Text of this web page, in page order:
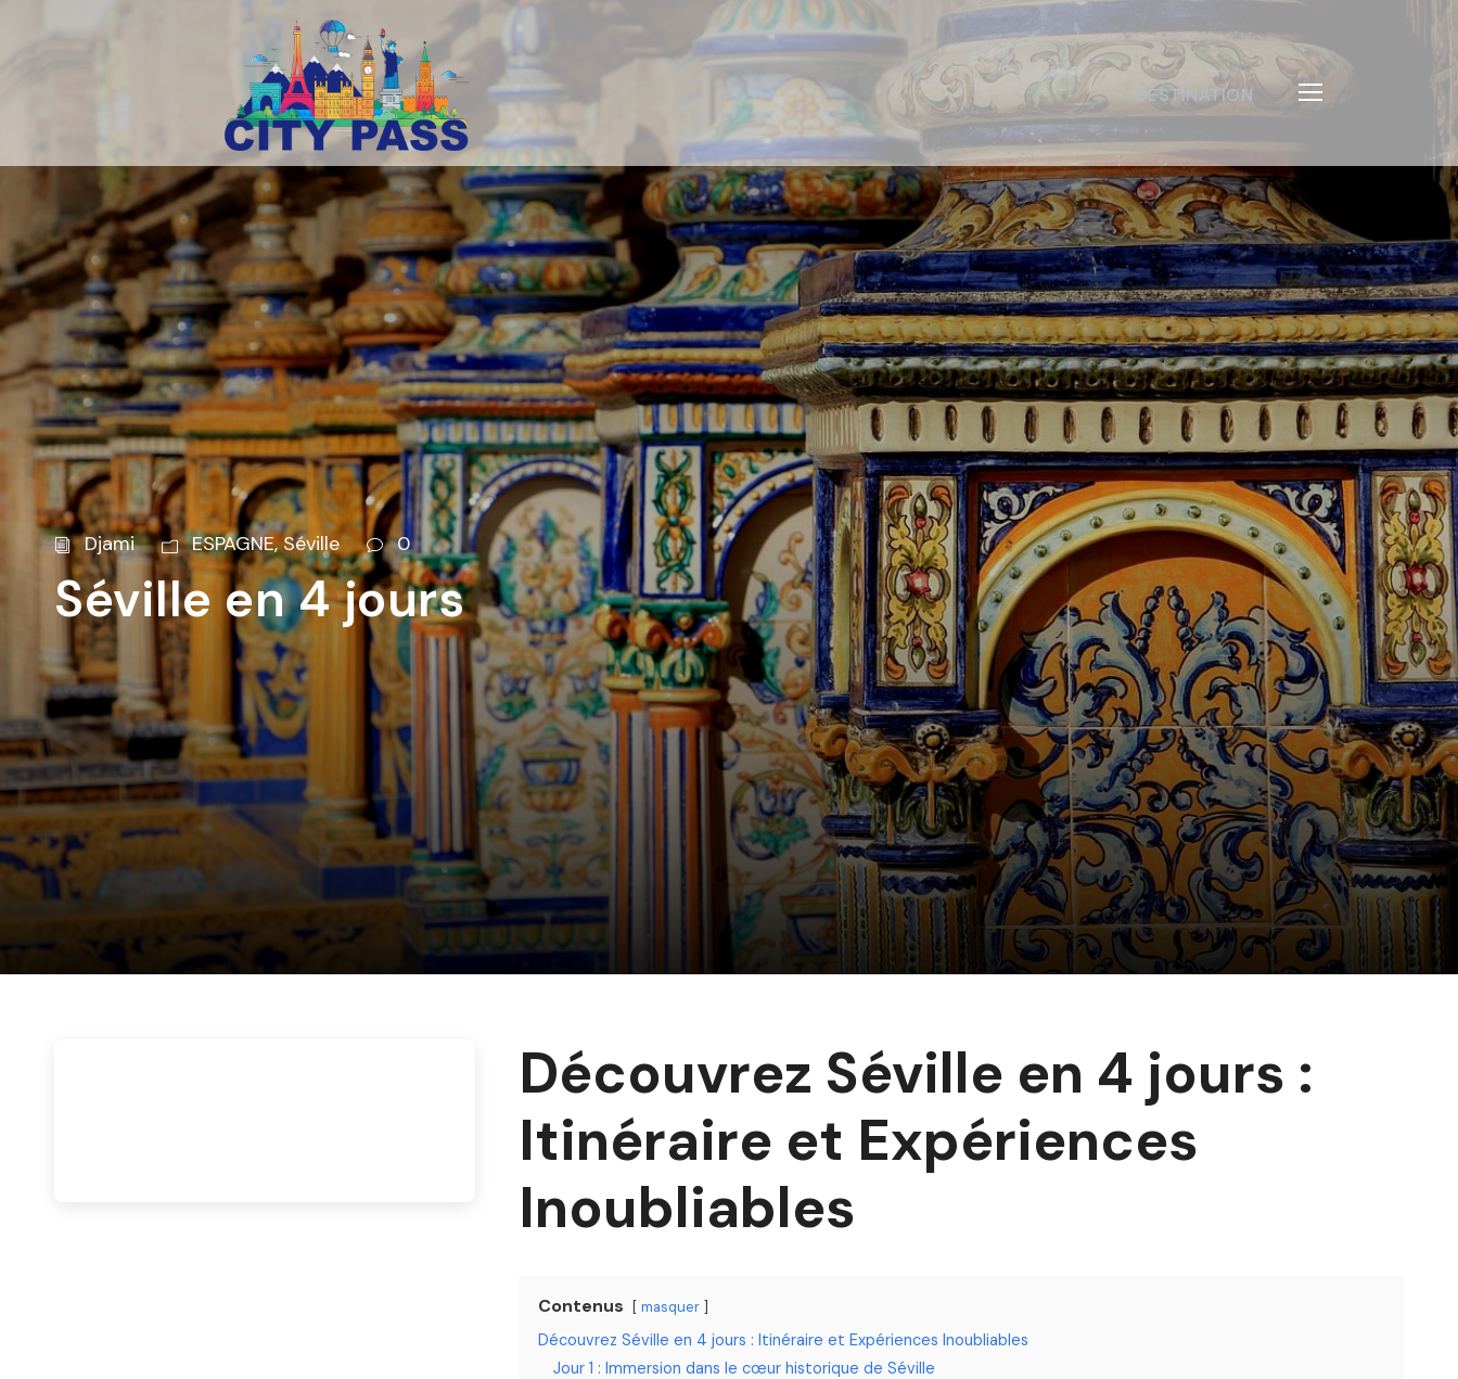
DESTINATION
Djami ESPAGNE, Séville 0
Séville en 4 jours
Découvrez Séville en 4 jours :
Itinéraire et Expériences
Inoubliables
Contenus masquer
Découvrez Séville en 4 jours : Itinéraire et Expériences Inoubliables
Jour 1 : Immersion dans le cœur historique de Séville